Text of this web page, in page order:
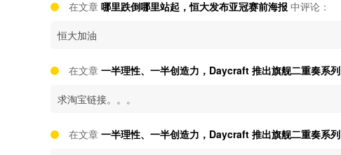
在文章 哪里跌倒哪里站起，恒大发布亚冠赛前海报 中评论：
恒大加油
在文章 一半理性、一半创造力，Daycraft 推出旗舰二重奏系列
求淘宝链接。。。
在文章 一半理性、一半创造力，Daycraft 推出旗舰二重奏系列